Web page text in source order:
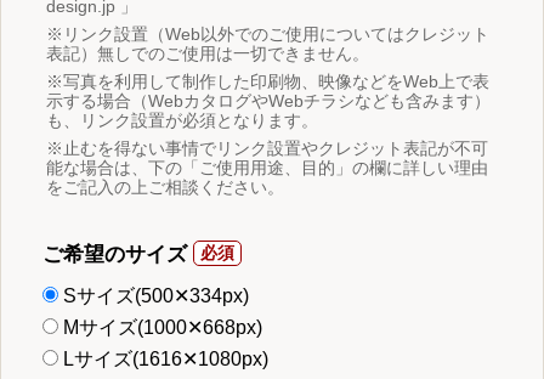
design.jp 」
※リンク設置（Web以外でのご使用についてはクレジット
表記）無しでのご使用は一切できません。
※写真を利用して制作した印刷物、映像などをWeb上で表
示する場合（WebカタログやWebチラシなども含みます）
も、リンク設置が必須となります。
※止むを得ない事情でリンク設置やクレジット表記が不可
能な場合は、下の「ご使用用途、目的」の欄に詳しい理由
をご記入の上ご相談ください。
ご希望のサイズ
Sサイズ(500✕334px)
Mサイズ(1000✕668px)
Lサイズ(1616✕1080px)